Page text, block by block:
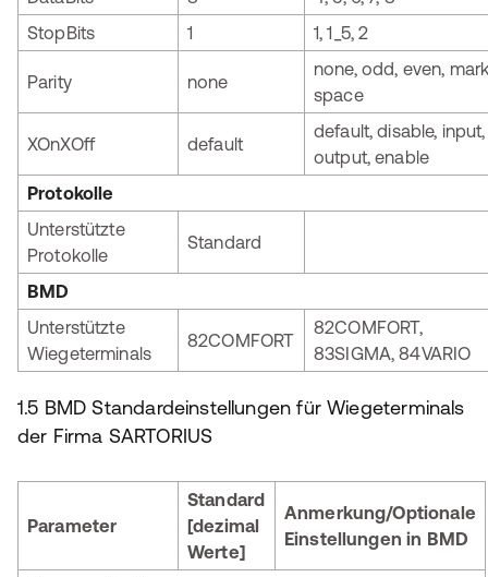
StopBits
1 1, 1_5, 2
Parity none
none, odd, even,
space
XOnXOff default
default, disable, input,
output, enable
Protokolle
Unterstützte
Protokolle
Standard
BMD
Unterstützte
Wiegeterminals
82COMFORT
82COMFORT,
83SIGMA, 84VARIO
1.5 BMD Standardeinstellungen für Wiegeterminals
der Firma SARTORIUS
Parameter
Standard
[dezimal
Werte]
Anmerkung/Optionale
Einstellungen in BMD